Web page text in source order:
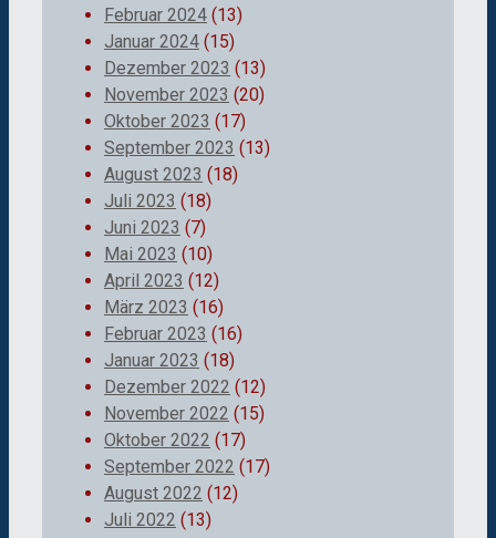
Februar 2024 (13)
Januar 2024 (15)
Dezember 2023 (13)
November 2023 (20)
Oktober 2023 (17)
September 2023 (13)
August 2023 (18)
Juli 2023 (18)
Juni 2023 (7)
Mai 2023 (10)
April 2023 (12)
März 2023 (16)
Februar 2023 (16)
Januar 2023 (18)
Dezember 2022 (12)
November 2022 (15)
Oktober 2022 (17)
September 2022 (17)
August 2022 (12)
Juli 2022 (13)